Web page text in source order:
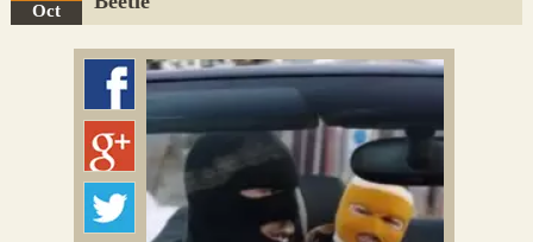
Colmeia Exchange
Perguntas Frequentes
Oct